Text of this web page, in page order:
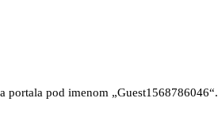
portala pod imenom „Guest1568786046“.